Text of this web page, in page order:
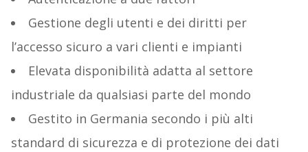
Gestione degli utenti e dei diritti per
l’accesso sicuro a vari clienti e impianti
Elevata disponibilità adatta al settore
industriale da qualsiasi parte del mondo
Gestito in Germania secondo i più alti
standard di sicurezza e di protezione dei dati